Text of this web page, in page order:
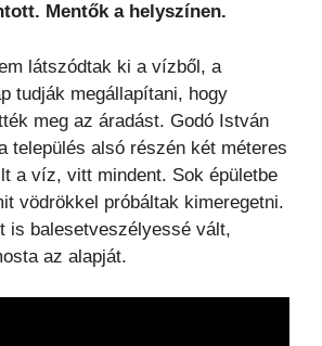
Mentők a helyszínen.
látszódtak ki a vízből, a
tudják megállapítani, hogy
meg az áradást. Godó István
település alsó részén két méteres
a víz, vitt mindent. Sok épületbe
vödrökkel próbáltak kimeregetni.
is balesetveszélyessé vált,
az alapját.